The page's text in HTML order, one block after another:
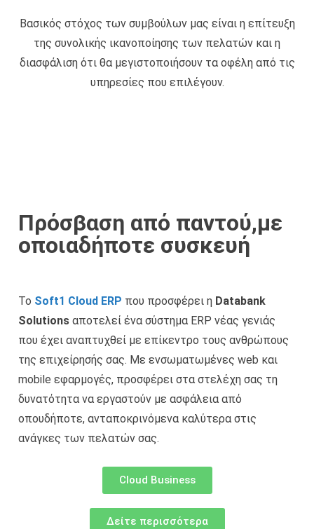
Βασικός στόχος των συμβούλων μας είναι η επίτευξη
της συνολικής ικανοποίησης των πελατών και η
διασφάλιση ότι θα μεγιστοποιήσουν τα οφέλη από τις
υπηρεσίες που επιλέγουν.
Πρόσβαση από παντού,με
οποιαδήποτε συσκευή
Το Soft1 Cloud ERP που προσφέρει η Databank
Solutions αποτελεί ένα σύστημα ERP νέας γενιάς
που έχει αναπτυχθεί με επίκεντρο τους ανθρώπους
της επιχείρησής σας. Με ενσωματωμένες web και
mobile εφαρμογές, προσφέρει στα στελέχη σας τη
δυνατότητα να εργαστούν με ασφάλεια από
οπουδήποτε, ανταποκρινόμενα καλύτερα στις
ανάγκες των πελατών σας.
Cloud Business
Δείτε περισσότερα